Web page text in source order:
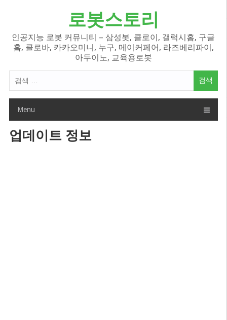
로봇스토리
인공지능 로봇 커뮤니티 – 삼성봇, 클로이, 갤럭시홈, 구글
홈, 클로바, 카카오미니, 누구, 메이커페어, 라즈베리파이,
아두이노, 교육용로봇
색
Menu
업데이트 정보